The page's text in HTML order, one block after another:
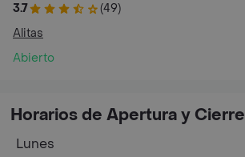
3.7
(49)
Alitas
Abierto
Horarios de Apertura y Cierre
Lunes